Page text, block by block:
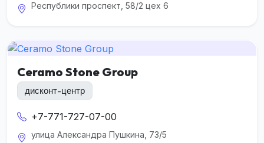
Республики проспект, 58/2 цех 6
Ceramo Stone Group
дисконт-центр
+7-771-727-07-00
улица Александра Пушкина, 73/5